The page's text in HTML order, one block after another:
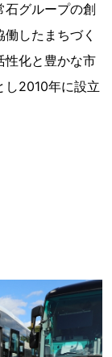
石グループの創
したまちづく
性化と豊かな市
し2010年に設立